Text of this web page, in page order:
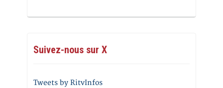
Suivez-nous sur X
Tweets by RitvInfos